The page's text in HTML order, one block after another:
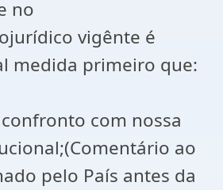
no
vigênte é
medida primeiro que:
com nossa
ao
pelo País antes da